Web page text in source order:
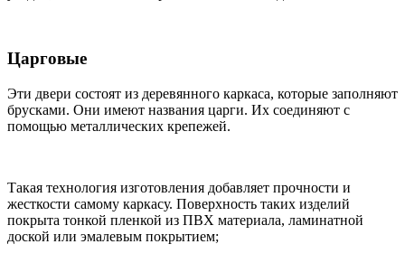
Царговые
Эти двери состоят из деревянного каркаса, которые заполняют
брусками. Они имеют названия царги. Их соединяют с
помощью металлических крепежей.
Такая технология изготовления добавляет прочности и
жесткости самому каркасу. Поверхность таких изделий
покрыта тонкой пленкой из ПВХ материала, ламинатной
доской или эмалевым покрытием;